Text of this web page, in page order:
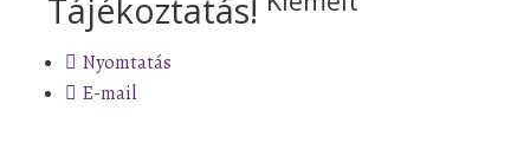
Tájékoztatás!
Nyomtatás
E-mail